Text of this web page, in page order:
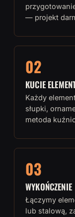
— projekt
02
KUCIE
Każdy
słupki,
metoda
03
WYKOŃCZENIE
Łączymy
lub stalową,